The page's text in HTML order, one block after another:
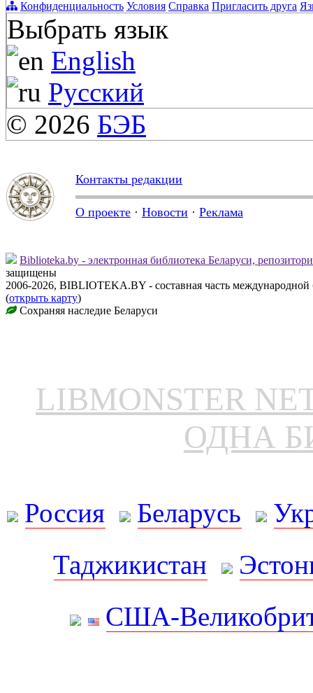
Конфиденциальность Условия Справка Пригласить друга
Выбрать язык
English
Русский
© 2026 БЭБ
Контакты редакции
О проекте · Новости · Реклама
Biblioteka.by - электронная библиотека Беларуси,
защищены
2006-2026, BIBLIOTEKA.BY - составная часть
(открыть карту)
Сохраняя наследие Беларуси
LIBMONSTER
ОДНА
Россия Беларусь
Таджикистан
США-